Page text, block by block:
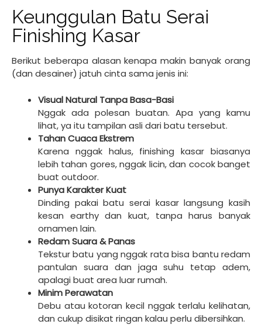
Keunggulan Batu Serai
Finishing Kasar
Berikut beberapa alasan kenapa makin banyak orang
(dan desainer) jatuh cinta sama jenis ini:
Visual Natural Tanpa Basa-Basi
Nggak ada polesan buatan. Apa yang kamu
lihat, ya itu tampilan asli dari batu tersebut.
Tahan Cuaca Ekstrem
Karena nggak halus, finishing kasar biasanya
lebih tahan gores, nggak licin, dan cocok banget
buat outdoor.
Punya Karakter Kuat
Dinding pakai batu serai kasar langsung kasih
kesan earthy dan kuat, tanpa harus banyak
ornamen lain.
Redam Suara & Panas
Tekstur batu yang nggak rata bisa bantu redam
pantulan suara dan jaga suhu tetap adem,
apalagi buat area luar rumah.
Minim Perawatan
Debu atau kotoran kecil nggak terlalu kelihatan,
dan cukup disikat ringan kalau perlu dibersihkan.